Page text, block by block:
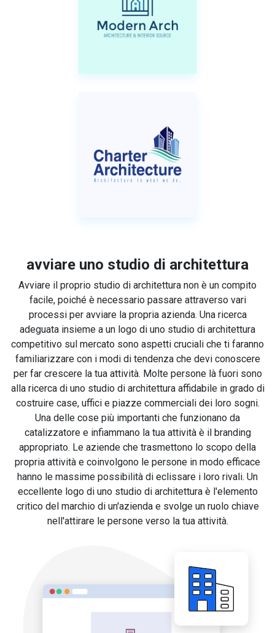
avviare uno studio di architettura
Avviare il proprio studio di architettura non è un compito
facile, poiché è necessario passare attraverso vari
processi per avviare la propria azienda. Una ricerca
adeguata insieme a un logo di uno studio di architettura
competitivo sul mercato sono aspetti cruciali che ti faranno
familiarizzare con i modi di tendenza che devi conoscere
per far crescere la tua attività. Molte persone là fuori sono
alla ricerca di uno studio di architettura affidabile in grado di
costruire case, uffici e piazze commerciali dei loro sogni.
Una delle cose più importanti che funzionano da
catalizzatore e infiammano la tua attività è il branding
appropriato. Le aziende che trasmettono lo scopo della
propria attività e coinvolgono le persone in modo efficace
hanno le massime possibilità di eclissare i loro rivali. Un
eccellente logo di uno studio di architettura è l'elemento
critico del marchio di un'azienda e svolge un ruolo chiave
nell'attirare le persone verso la tua attività.